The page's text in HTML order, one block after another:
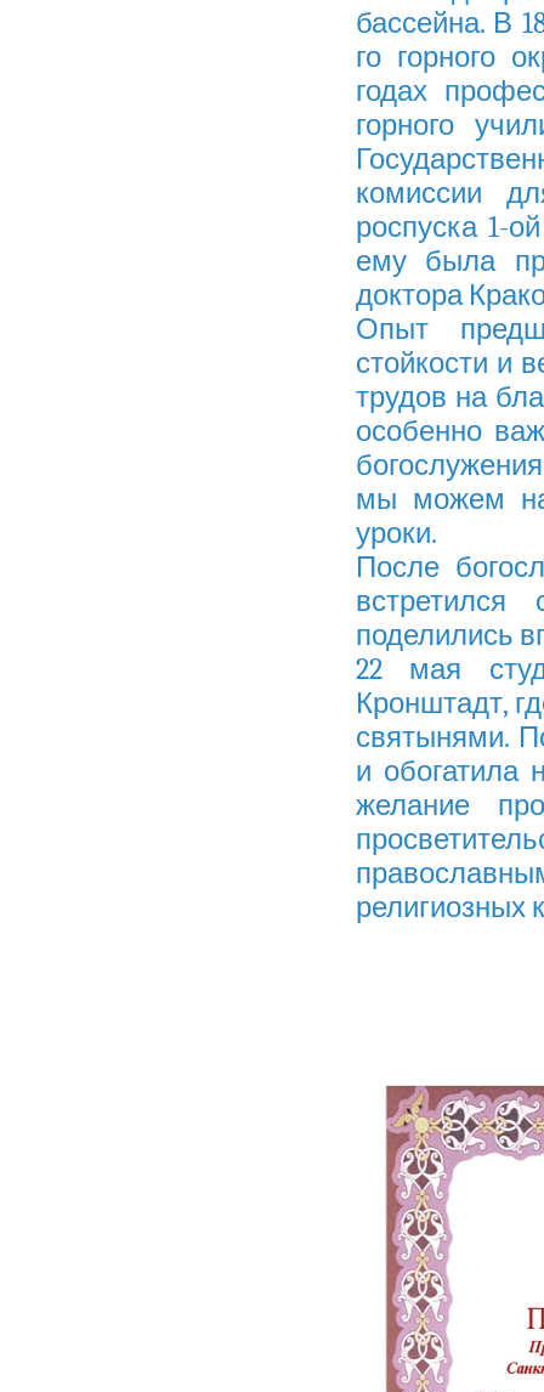
бассейна. В
го горного
годах
горного
комиссии
роспуска 1-
ему была
доктора
Опыт
стойкости и
трудов на
особенно
мы можем
уроки.
После
поделились
22 мая
Кронштадт,
святынями.
и обогатила
желание
религиозных